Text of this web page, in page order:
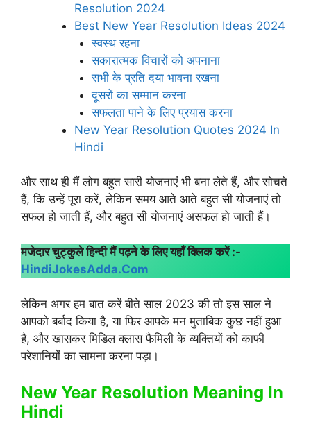
Resolution 2024
Best New Year Resolution Ideas 2024
स्वस्थ रहना
सकारात्मक विचारों को अपनाना
सभी के प्रति दया भावना रखना
दूसरों का सम्मान करना
सफलता पाने के लिए प्रयास करना
New Year Resolution Quotes 2024 In
Hindi
और साथ ही मैं लोग बहुत सारी योजनाएं भी बना लेते हैं, और सोचते
हैं, कि उन्हें पूरा करें, लेकिन समय आते आते बहुत सी योजनाएं तो
सफल हो जाती हैं, और बहुत सी योजनाएं असफल हो जाती हैं।
मजेदार चुट्कुले हिन्दी मैं पढ़ने के लिए यहाँ क्लिक करें :-
HindiJokesAdda.Com
लेकिन अगर हम बात करें बीते साल 2023 की तो इस साल ने
आपको बर्बाद किया है, या फिर आपके मन मुताबिक कुछ नहीं हुआ
है, और खासकर मिडिल क्लास फैमिली के व्यक्तियों को काफी
परेशानियों का सामना करना पड़ा।
New Year Resolution Meaning In
Hindi